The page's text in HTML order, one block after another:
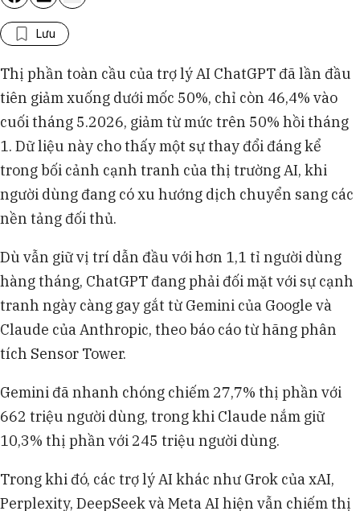
Lưu
Thị phần toàn cầu của trợ lý AI ChatGPT đã lần đầu
tiên giảm xuống dưới mốc 50%, chỉ còn 46,4% vào
cuối tháng 5.2026, giảm từ mức trên 50% hồi tháng
1. Dữ liệu này cho thấy một sự thay đổi đáng kể
trong bối cảnh cạnh tranh của thị trường AI, khi
người dùng đang có xu hướng dịch chuyển sang các
nền tảng đối thủ.
Dù vẫn giữ vị trí dẫn đầu với hơn 1,1 tỉ người dùng
hàng tháng, ChatGPT đang phải đối mặt với sự cạnh
tranh ngày càng gay gắt từ Gemini của Google và
Claude của Anthropic, theo báo cáo từ hãng phân
tích Sensor Tower.
Gemini đã nhanh chóng chiếm 27,7% thị phần với
662 triệu người dùng, trong khi Claude nắm giữ
10,3% thị phần với 245 triệu người dùng.
Trong khi đó, các trợ lý AI khác như Grok của xAI,
Perplexity, DeepSeek và Meta AI hiện vẫn chiếm thị